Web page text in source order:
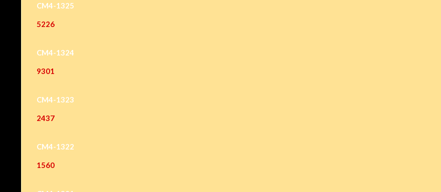
CM4-1325
5226
CM4-1324
9301
CM4-1323
2437
CM4-1322
1560